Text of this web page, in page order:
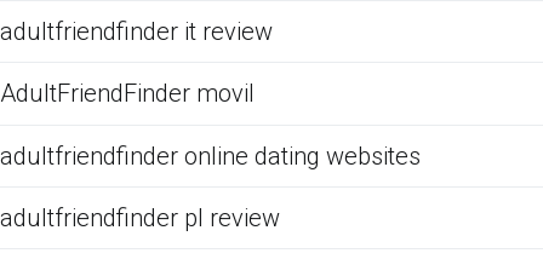
adultfriendfinder it review
AdultFriendFinder movil
adultfriendfinder online dating websites
adultfriendfinder pl review